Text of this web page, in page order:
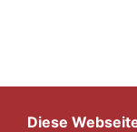
Diese